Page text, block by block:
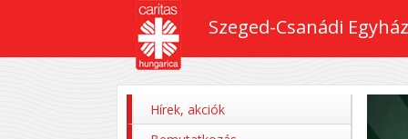
Szeged-Csanádi
Hírek, akciók